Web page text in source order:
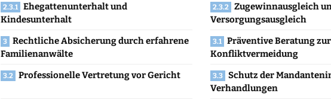
Ehegattenunterhalt und
Kindesunterhalt
Zugewinnausgleich
Versorgungsausgleich
Rechtliche Absicherung durch erfahrene
Familienanwälte
Präventive Beratung zur
Konfliktvermeidung
Professionelle Vertretung vor Gericht
Schutz der
Verhandlungen